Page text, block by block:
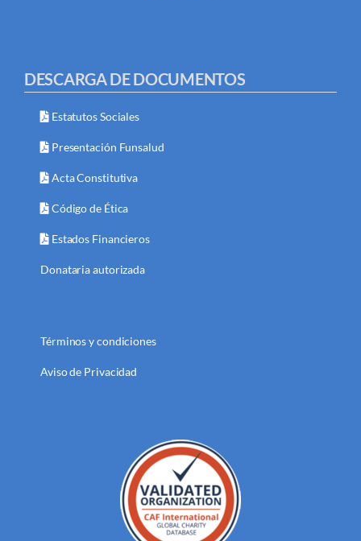
DESCARGA DE DOCUMENTOS
Estatutos Sociales
Presentación Funsalud
Acta Constitutiva
Código de Ética
Estados Financieros
Donataria autorizada
Términos y condiciones
Aviso de Privacidad